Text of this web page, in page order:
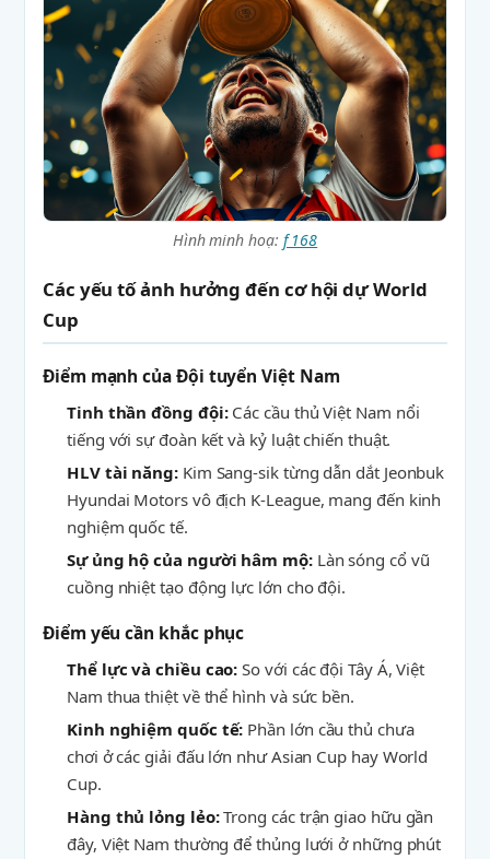
Hình minh hoạ: f 168
Các yếu tố ảnh hưởng đến cơ hội dự World
Cup
Điểm mạnh của Đội tuyển Việt Nam
Tinh thần đồng đội:Các cầu thủ Việt Nam nổi
tiếng với sự đoàn kết và kỷ luật chiến thuật.
HLV tài năng:Kim Sang-sik từng dẫn dắt Jeonbuk
Hyundai Motors vô địch K-League, mang đến kinh
nghiệm quốc tế.
Sự ủng hộ của người hâm mộ:Làn sóng cổ vũ
cuồng nhiệt tạo động lực lớn cho đội.
Điểm yếu cần khắc phục
Thể lực và chiều cao: So với các đội Tây Á, Việt
Nam thua thiệt về thể hình và sức bền.
Kinh nghiệm quốc tế: Phần lớn cầu thủ chưa
chơi ở các giải đấu lớn như Asian Cup hay World
Cup.
Hàng thủ lỏng lẻo:Trong các trận giao hữu gần
đây, Việt Nam thường để thủng lưới ở những phút